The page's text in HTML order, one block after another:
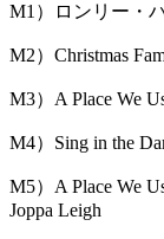
M1）ロンリー・
M2）Christmas
M3）A Place We
M4）Sing in the
M5）A Place We
Joppa Leigh